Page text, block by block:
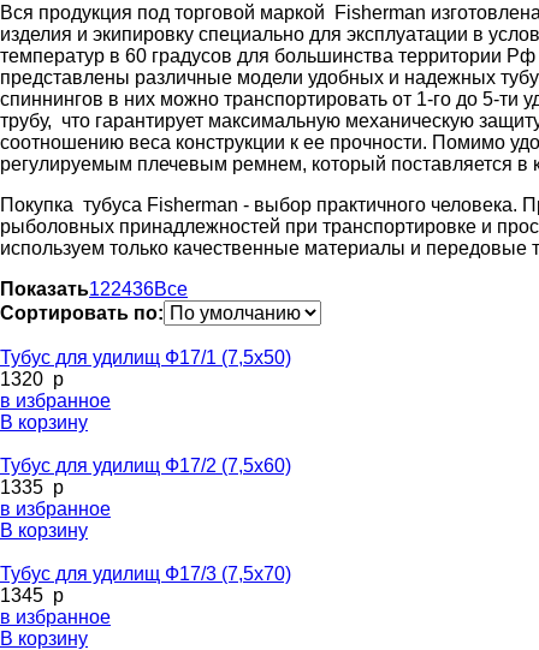
Вся продукция под торговой маркой Fisherman
изделия и экипировку специально для эксплуатации в
температур в 60 градусов для большинства территории
представлены различные модели удобных и надежных
спиннингов в них можно транспортировать от 1-го до 5-
трубу, что гарантирует максимальную механическую
соотношению веса конструкции к ее прочности. Помимо
регулируемым плечевым ремнем, который поставляется в
Покупка тубуса Fisherman - выбор практичного человека.
рыболовных принадлежностей при транспортировке и
используем только качественные материалы и передовые
Показать122436Все
Сортировать по:
Тубус для удилищ Ф17/1 (7,5х50)
1320 p
в избранное
В корзину
Тубус для удилищ Ф17/2 (7,5х60)
1335 p
в избранное
В корзину
Тубус для удилищ Ф17/3 (7,5х70)
1345 p
в избранное
В корзину